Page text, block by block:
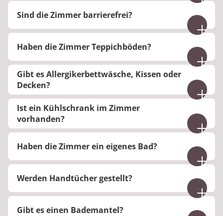
Ja, die Zimmer sind mit einem Fernseher
ausgestattet.
Sind die Zimmer barrierefrei?
Es sind barrierearme Zimmer vorhanden.
Haben die Zimmer Teppichböden?
Die Zimmer sind teilweise mit Teppich
ausgestattet.
Gibt es Allergikerbettwäsche, Kissen oder
Decken?
Ja, es gibt bei Bedarf Allegikerbettwäsche.
Ist ein Kühlschrank im Zimmer
vorhanden?
Nein, es befindet sich kein Kühlschrank im Zimmer.
Haben die Zimmer ein eigenes Bad?
Ja, jedes Zimmer hat ein eigenes Bad.
Werden Handtücher gestellt?
Ja, Handtücher werden für Ihren Klinikaufenthalt
gestellt und regelmäßig gewechselt.
Gibt es einen Bademantel?